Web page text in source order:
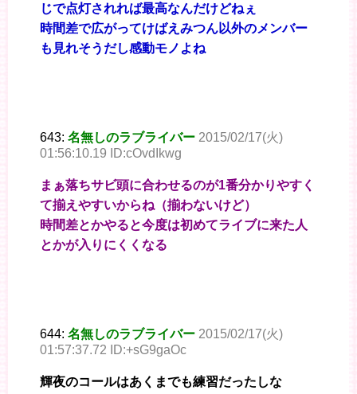
じで点灯されれば最高なんだけどねぇ
時間差で広がってけばえみつん以外のメンバー
も見れそうだし感動モノよね
643: 名無しのラブライバー 2015/02/17(火)
01:56:10.19 ID:cOvdIkwg
まぁ落ちサビ頭に合わせるのが1番分かりやすく
て揃えやすいからね（揃わないけど）
時間差とかやると今度は初めてライブに来た人
とかが入りにくくなる
644: 名無しのラブライバー 2015/02/17(火)
01:57:37.72 ID:+sG9gaOc
輝夜のコールはあくまでも練習だったしな